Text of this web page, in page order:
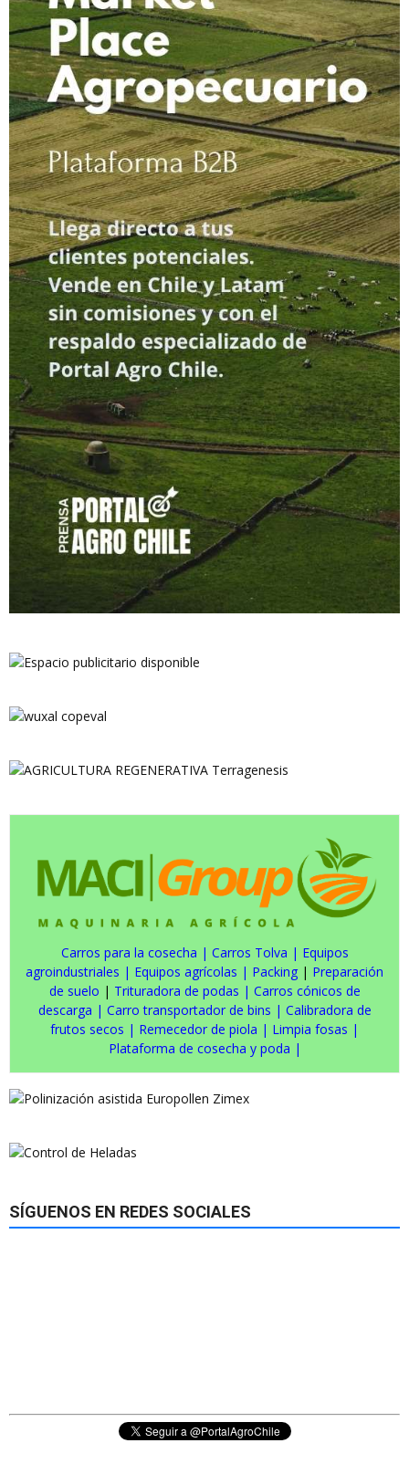
Carros para la cosecha | Carros Tolva | Equipos
agroindustriales | Equipos agrícolas | Packing | Preparación
de suelo | Trituradora de podas | Carros cónicos de
descarga | Carro transportador de bins | Calibradora de
frutos secos | Remecedor de piola | Limpia fosas |
Plataforma de cosecha y poda |
SÍGUENOS EN REDES SOCIALES